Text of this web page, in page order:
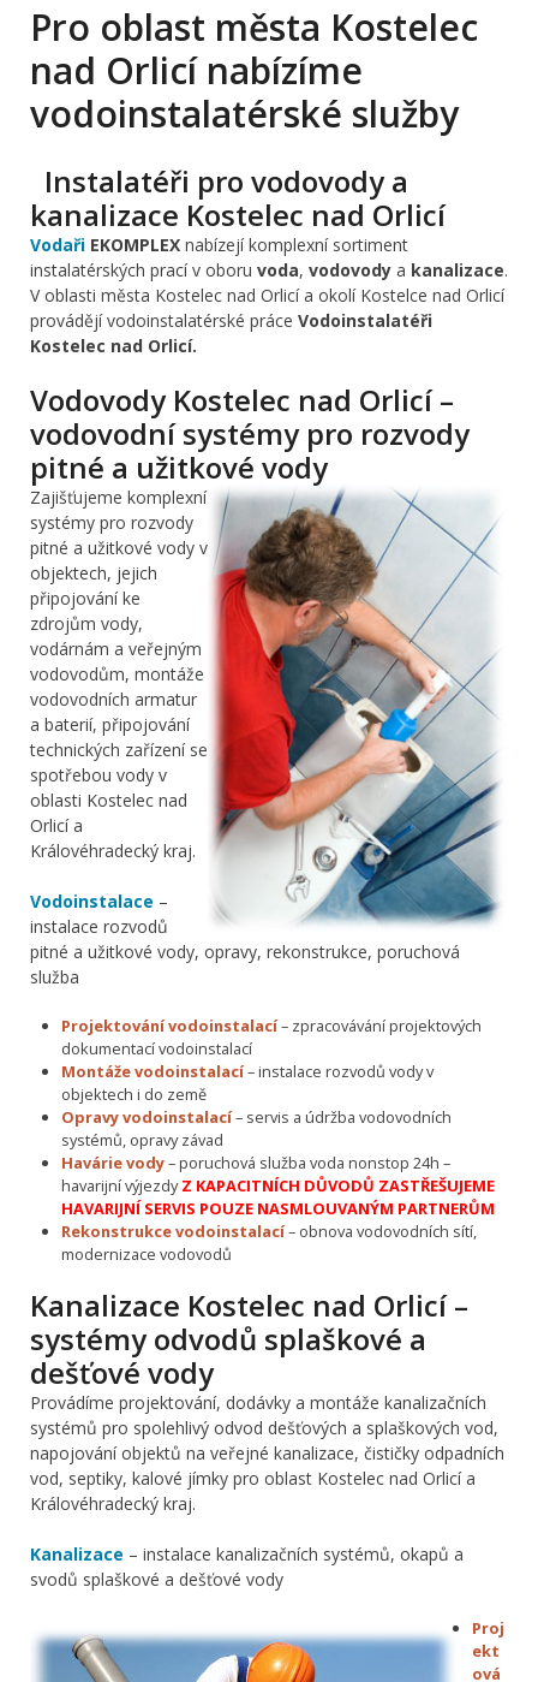
Pro oblast města Kostelec
nad Orlicí nabízíme
vodoinstalatérské služby
Instalatéři pro vodovody a
kanalizace Kostelec nad Orlicí
Vodaři EKOMPLEX nabízejí komplexní sortiment
instalatérských prací v oboru voda, vodovody a kanalizace.
V oblasti města Kostelec nad Orlicí a okolí Kostelce nad Orlicí
provádějí vodoinstalatérské práce Vodoinstalatéři
Kostelec nad Orlicí.
Vodovody Kostelec nad Orlicí –
vodovodní systémy pro rozvody
pitné a užitkové vody
Zajišťujeme komplexní
systémy pro rozvody
pitné a užitkové vody v
objektech, jejich
připojování ke
zdrojům vody,
vodárnám a veřejným
vodovodům, montáže
vodovodních armatur
a baterií, připojování
technických zařízení se
spotřebou vody v
oblasti Kostelec nad
Orlicí a
Královéhradecký kraj.
Vodoinstalace –
instalace rozvodů
pitné a užitkové vody, opravy, rekonstrukce, poruchová
služba
Projektování vodoinstalací– zpracovávání projektových
dokumentací vodoinstalací
Montáže vodoinstalací– instalace rozvodů vody v
objektech i do země
Opravy vodoinstalací– servis a údržba vodovodních
systémů, opravy závad
Havárie vody– poruchová služba voda nonstop 24h –
havarijní výjezdyZ KAPACITNÍCH DŮVODŮ ZASTŘEŠUJEME
HAVARIJNÍ SERVIS POUZE NASMLOUVANÝM PARTNERŮM
Rekonstrukce vodoinstalací– obnova vodovodních sítí,
modernizace vodovodů
Kanalizace Kostelec nad Orlicí –
systémy odvodů splaškové a
dešťové vody
Provádíme projektování, dodávky a montáže kanalizačních
systémů pro spolehlivý odvod dešťových a splaškových vod,
napojování objektů na veřejné kanalizace, čističky odpadních
vod, septiky, kalové jímky pro oblast Kostelec nad Orlicí a
Královéhradecký kraj.
Kanalizace – instalace kanalizačních systémů, okapů a
svodů splaškové a dešťové vody
Proj
ekt
ová